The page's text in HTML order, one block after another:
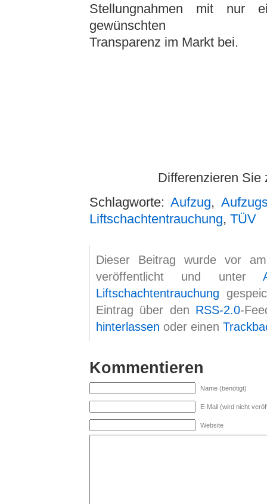
Stellungnahmen mit nur
gewünschten
Transparenz im Markt bei.
Differenzieren
Schlagworte:Aufzug,
Liftschachtentrauchung, TÜV
Dieser Beitrag wurde vor
veröffentlicht und unter
Liftschachtentrauchung
Eintrag über den RSS-2.0-
hinterlassen oder einen
Kommentieren
Name (benötigt)
E-Mail (wird nicht
Website